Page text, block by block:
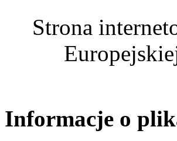
Strona
Informacje o